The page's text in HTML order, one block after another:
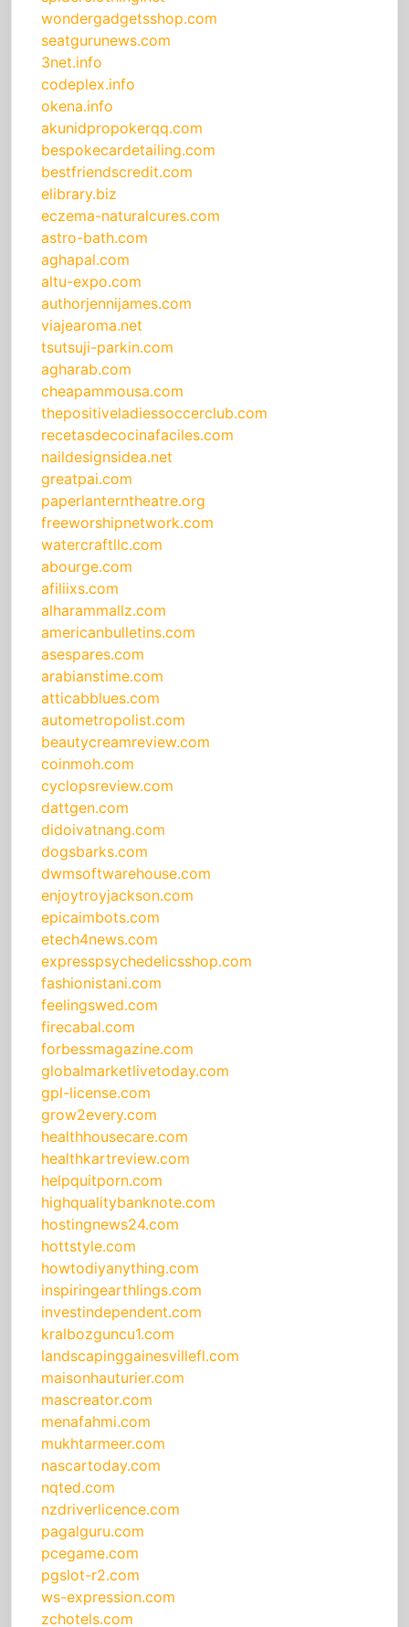
wondergadgetsshop.com
seatgurunews.com
3net.info
codeplex.info
okena.info
akunidpropokerqq.com
bespokecardetailing.com
bestfriendscredit.com
elibrary.biz
eczema-naturalcures.com
astro-bath.com
aghapal.com
altu-expo.com
authorjennijames.com
viajearoma.net
tsutsuji-parkin.com
agharab.com
cheapammousa.com
thepositiveladiessoccerclub.com
recetasdecocinafaciles.com
naildesignsidea.net
greatpai.com
paperlanterntheatre.org
freeworshipnetwork.com
watercraftllc.com
abourge.com
afiliixs.com
alharammallz.com
americanbulletins.com
asespares.com
arabianstime.com
atticabblues.com
autometropolist.com
beautycreamreview.com
coinmoh.com
cyclopsreview.com
dattgen.com
didoivatnang.com
dogsbarks.com
dwmsoftwarehouse.com
enjoytroyjackson.com
epicaimbots.com
etech4news.com
expresspsychedelicsshop.com
fashionistani.com
feelingswed.com
firecabal.com
forbessmagazine.com
globalmarketlivetoday.com
gpl-license.com
grow2every.com
healthhousecare.com
healthkartreview.com
helpquitporn.com
highqualitybanknote.com
hostingnews24.com
hottstyle.com
howtodiyanything.com
inspiringearthlings.com
investindependent.com
kralbozguncu1.com
landscapinggainesvillefl.com
maisonhauturier.com
mascreator.com
menafahmi.com
mukhtarmeer.com
nascartoday.com
nqted.com
nzdriverlicence.com
pagalguru.com
pcegame.com
pgslot-r2.com
ws-expression.com
zchotels.com